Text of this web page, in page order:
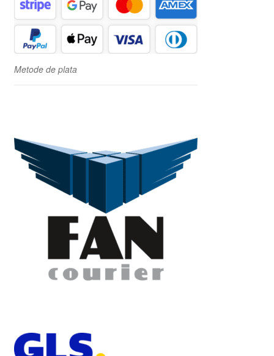
Metode de plata